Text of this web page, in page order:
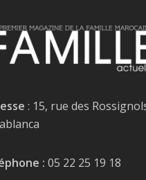
: 15, rue des
: 05 22 25 19 18